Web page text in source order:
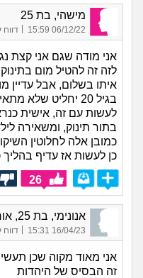
מישהי, בת 25
06/12/22 15:59 דווח
אני מודה שגם אני קצת
לזה זה להטיל מום
איתו בשלום, אבל
בגיל 20 יחליט
לעשות עם זה, אישית
בתור תינוק, ומשאירה
כמובן אלה לחלוטין
כן לעשות אז עדיף בהליך
26
אנונימי, בת 25, אורחת
16/04/23 15:31
| דווח
אני מאוד מקוה שכן תעשי
זה הבסיס של היהדות